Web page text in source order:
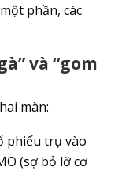
phần, các
và “gom
màn:
phiếu trụ vào
(sợ bỏ lỡ cơ